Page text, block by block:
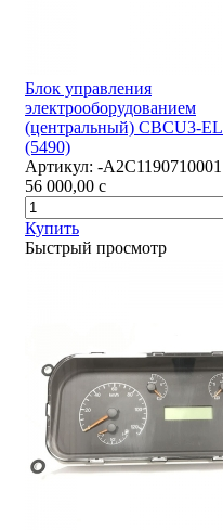
Блок управления
электрооборудованием
(центральный) CBCU3-EL
(5490)
Артикул: -А2С1190710001
56 000,00 c
Купить
Быстрый просмотр